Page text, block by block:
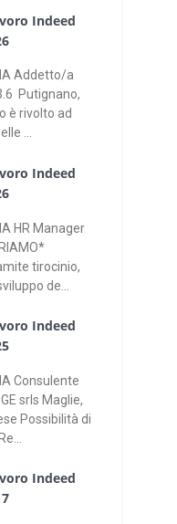
Indeed
Addetto/a
Putignano,
è rivolto ad
...
Indeed
HR Manager
tirocinio,
de...
Indeed
Consulente
srls Maglie,
Possibilità di
Indeed